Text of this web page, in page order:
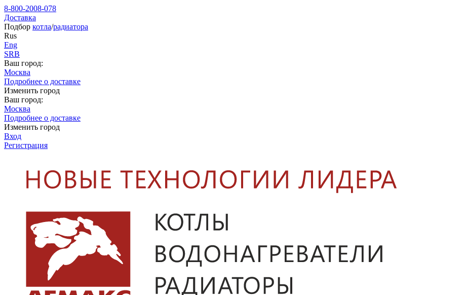
8-800-2008-078
Доставка
Подбор котла/радиатора
Rus
Eng
SRB
Ваш город:
Москва
Подробнее о доставке
Изменить город
Ваш город:
Москва
Подробнее о доставке
Изменить город
Вход
Регистрация